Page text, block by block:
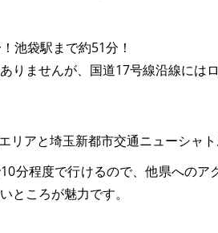
池袋駅まで約51分！
りませんが、国道17号線沿線には
リアと埼玉新都市交通ニューシャ
分程度で行けるので、他県への
ところが魅力です。